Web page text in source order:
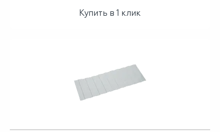
Купить в 1 клик